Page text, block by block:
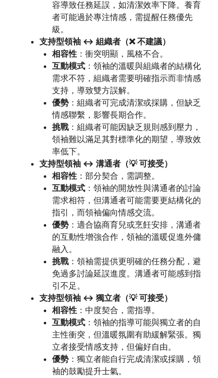
容導致任務延誤，如清潔效率下降。養育
者可能過於專注情感，需提醒任務優先
級。
支持型領袖 ↔ 組織者（❌ 不建議）
相容性：衝突明顯，風格不合。
互動模式：領袖的溫暖與組織者的結構化
需求不符，組織者需要明確指示而非情感
支持，導致雙方誤解。
優勢：組織者可完成清潔或採購，但缺乏
情感聯繫，影響長期合作。
挑戰：組織者可能因缺乏規則感到壓力，
領袖難以滿足其對標準化的期望，導致效
率低下。
支持型領袖 ↔ 溝通者（💡 可接受）
相容性：部分契合，需調整。
互動模式：領袖的開放性與溝通者的討論
需求相符，但溝通者可能需要更結構化的
指引，而領袖偏向情感交流。
優勢：適合協商育兒或烹飪安排，溝通者
的互動性增強合作，領袖的溫暖促進外傭
融入。
挑戰：領袖需提供更明確的任務分配，避
免過多討論延誤進度。溝通者可能感到指
引不足。
支持型領袖 ↔ 獨立者（💡 可接受）
相容性：中度契合，需指導。
互動模式：領袖的指導可能與獨立者的自
主性衝突，但溫暖氛圍有助緩解緊張。獨
立者接受情感支持，但偏好自由。
優勢：獨立者能自行完成清潔或採購，領
袖的鼓勵提升士氣。